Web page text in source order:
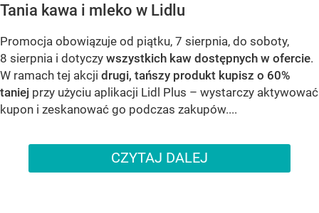
Tania kawa i mleko w Lidlu
Promocja obowiązuje od piątku, 7 sierpnia, do soboty,
8 sierpnia i dotyczy wszystkich kaw dostępnych w ofercie.
W ramach tej akcji drugi, tańszy produkt kupisz o 60%
taniej przy użyciu aplikacji Lidl Plus – wystarczy aktywować
kupon i zeskanować go podczas zakupów....
CZYTAJ DALEJ